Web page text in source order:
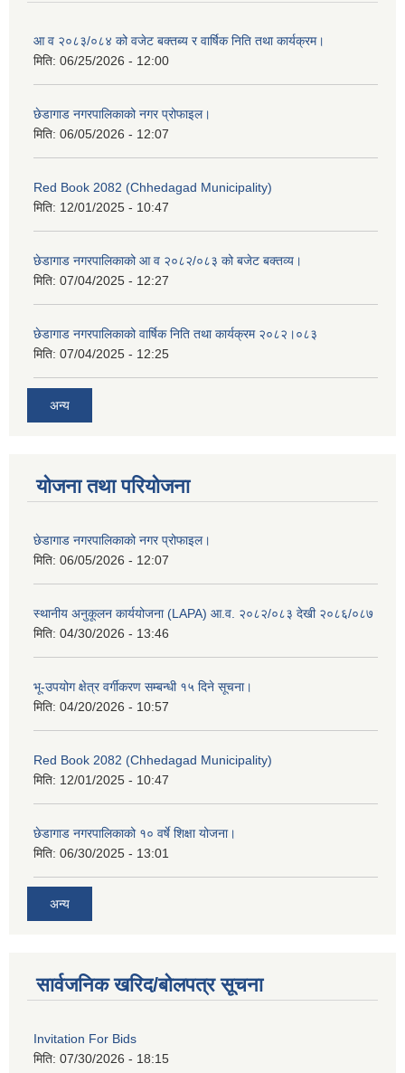
आ व २०८३/०८४ को वजेट बक्तब्य र वार्षिक निति तथा कार्यक्रम।
मिति: 06/25/2026 - 12:00
छेडागाड नगरपालिकाको नगर प्रोफाइल।
मिति: 06/05/2026 - 12:07
Red Book 2082 (Chhedagad Municipality)
मिति: 12/01/2025 - 10:47
छेडागाड नगरपालिकाको आ व २०८२/०८३ को बजेट बक्तव्य।
मिति: 07/04/2025 - 12:27
छेडागाड नगरपालिकाको वार्षिक निति तथा कार्यक्रम २०८२।०८३
मिति: 07/04/2025 - 12:25
अन्य
योजना तथा परियोजना
छेडागाड नगरपालिकाको नगर प्रोफाइल।
मिति: 06/05/2026 - 12:07
स्थानीय अनुकूलन कार्ययोजना (LAPA) आ.व. २०८२/०८३ देखी २०८६/०८७
मिति: 04/30/2026 - 13:46
भू-उपयोग क्षेत्र वर्गीकरण सम्बन्धी १५ दिने सूचना।
मिति: 04/20/2026 - 10:57
Red Book 2082 (Chhedagad Municipality)
मिति: 12/01/2025 - 10:47
छेडागाड नगरपालिकाको १० वर्षे शिक्षा योजना।
मिति: 06/30/2025 - 13:01
अन्य
सार्वजनिक खरिद/बोलपत्र सूचना
Invitation For Bids
मिति: 07/30/2026 - 18:15